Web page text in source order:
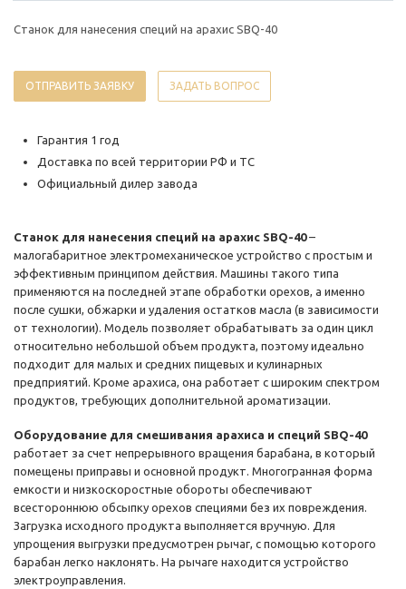
Станок для нанесения специй на арахис SBQ-40
ОТПРАВИТЬ ЗАЯВКУ ЗАДАТЬ ВОПРОС
Гарантия 1 год
Доставка по всей территории РФ и ТС
Официальный дилер завода
Станок для нанесения специй на арахис SBQ-40–
малогабаритное электромеханическое устройство с простым и
эффективным принципом действия. Машины такого типа
применяются на последней этапе обработки орехов, а именно
после сушки, обжарки и удаления остатков масла (в зависимости
от технологии). Модель позволяет обрабатывать за один цикл
относительно небольшой объем продукта, поэтому идеально
подходит для малых и средних пищевых и кулинарных
предприятий. Кроме арахиса, она работает с широким спектром
продуктов, требующих дополнительной ароматизации.
Оборудование для смешивания арахиса и специй SBQ-40
работает за счет непрерывного вращения барабана, в который
помещены приправы и основной продукт. Многогранная форма
емкости и низкоскоростные обороты обеспечивают
всестороннюю обсыпку орехов специями без их повреждения.
Загрузка исходного продукта выполняется вручную. Для
упрощения выгрузки предусмотрен рычаг, с помощью которого
барабан легко наклонять. На рычаге находится устройство
электроуправления.